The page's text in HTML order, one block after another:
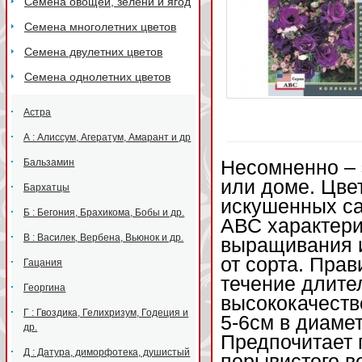
Семена многолетних цветов
Семена двулетних цветов
Семена однолетних цветов
Астра
А : Алиссум, Агератум, Амарант и др
Бальзамин
Бархатцы
Б : Бегония, Брахикома, Бобы и др.
В : Василек, Вербена, Вьюнок и др.
Гацания
Георгина
Г : Гвоздика, Гелихризум, Годеция и
др.
Д : Датура, диморфотека, душистый
Несомненно –
или доме.
искушенных
АВС
выращивания
от сорта.
течение
5-6см в
Предпочитает